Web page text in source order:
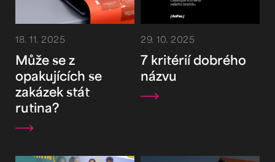
18. 11. 2025
Může se z
opakujících se
zakázek stát
rutina?
29. 10. 2025
7 kritérií dobrého
názvu